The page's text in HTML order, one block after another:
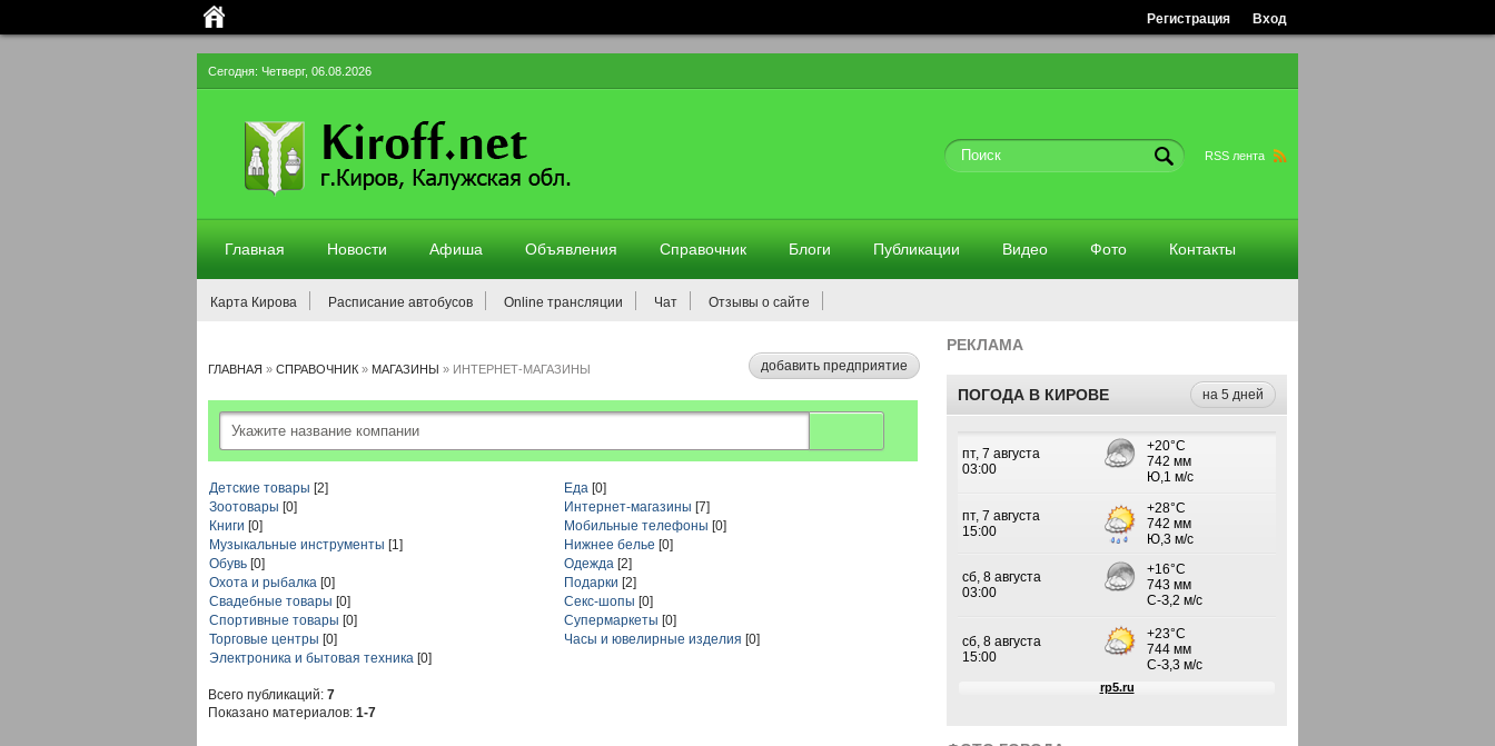
Вход
Регистрация
Сегодня: Четверг, 06.08.2026
RSS лента
Главная Новости Афиша Объявления Справочник Блоги Публикации Видео Фото Контакты
Карта Кирова Расписание автобусов Online трансляции Чат Отзывы о сайте
ГЛАВНАЯ » СПРАВОЧНИК » МАГАЗИНЫ » ИНТЕРНЕТ-МАГАЗИНЫ
Детские товары [2] Еда [0]
Зоотовары [0] Интернет-магазины [7]
Книги [0] Мобильные телефоны [0]
Музыкальные инструменты [1] Нижнее белье [0]
Обувь [0] Одежда [2]
Охота и рыбалка [0] Подарки [2]
Свадебные товары [0] Секс-шопы [0]
Спортивные товары [0] Супермаркеты [0]
Торговые центры [0] Часы и ювелирные изделия [0]
Электроника и бытовая техника [0]
Всего публикаций: 7
Показано материалов: 1-7
добавить предприятие
РЕКЛАМА
ПОГОДА В КИРОВЕ на 5 дней